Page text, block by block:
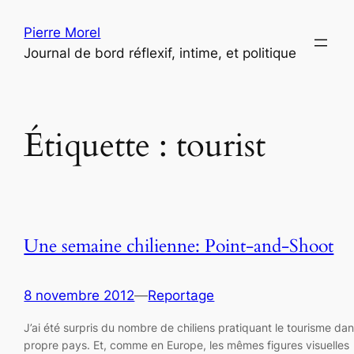
contenu
Pierre Morel
Journal de bord réflexif, intime, et politique
Étiquette : tourist
Une semaine chilienne: Point-and-Shoot
8 novembre 2012—Reportage
J’ai été surpris du nombre de chiliens pratiquant le tourisme
propre pays. Et, comme en Europe, les mêmes figures visuelles